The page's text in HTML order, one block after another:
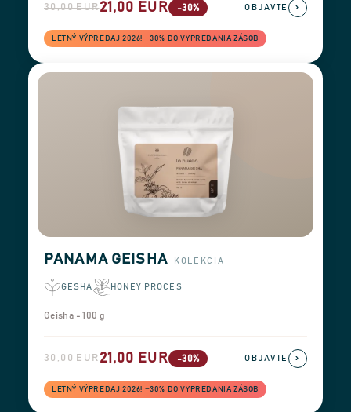
30,00 EUR21,00 EUR -30%
LETNÝ VÝPREDAJ 2026! −30% DO VYPREDANIA ZÁSOB
OBJAVTE ›
PANAMA GEISHA KOLEKCIA
GESHA HONEY PROCES
Geisha - 100 g
30,00 EUR21,00 EUR -30%
LETNÝ VÝPREDAJ 2026! −30% DO VYPREDANIA ZÁSOB
OBJAVTE ›